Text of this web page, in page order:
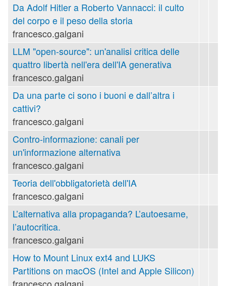
Da Adolf Hitler a Roberto Vannacci: il culto
del corpo e il peso della storia
francesco.galgani
LLM "open-source": un'analisi critica delle
quattro libertà nell'era dell'IA generativa
francesco.galgani
Da una parte ci sono i buoni e dall’altra i
cattivi?
francesco.galgani
Contro-informazione: canali per
un'informazione alternativa
francesco.galgani
Teoria dell'obbligatorietà dell'IA
francesco.galgani
L’alternativa alla propaganda? L’autoesame,
l’autocritica.
francesco.galgani
How to Mount Linux ext4 and LUKS
Partitions on macOS (Intel and Apple Silicon)